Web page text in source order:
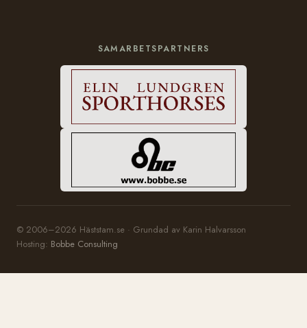
SAMARBETSPARTNERS
© 2006–2026 Häststam.se · Grundad av Karin Halvarsson
Hosting: Bobbe Consulting